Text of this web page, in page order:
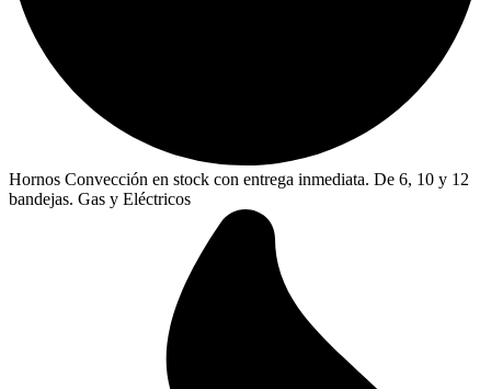
Hornos Convección en stock con entrega inmediata. De 6, 10 y 12
bandejas. Gas y Eléctricos